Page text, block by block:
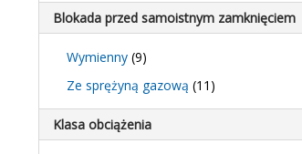
Blokada przed samoistnym zamknięciem
Wymienny (9)
Ze sprężyną gazową (11)
Klasa obciążenia